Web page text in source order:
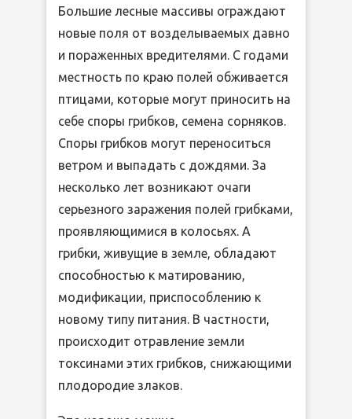
Большие лесные массивы ограждают
новые поля от возделываемых давно
и пораженных вредителями. С годами
местность по краю полей обживается
птицами, которые могут приносить на
себе споры грибков, семена сорняков.
Споры грибков могут переноситься
ветром и выпадать с дождями. За
несколько лет возникают очаги
серьезного заражения полей грибками,
проявляющимися в колосьях. А
грибки, живущие в земле, обладают
способностью к матированию,
модификации, приспособлению к
новому типу питания. В частности,
происходит отравление земли
токсинами этих грибков, снижающими
плодородие злаков.